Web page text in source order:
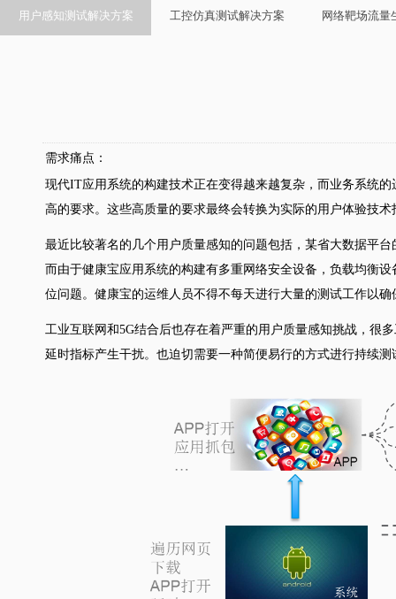
需求痛点：
现代IT应用系统的构建技术正在变得越来越复杂，而业务系统
高的要求。这些高质量的要求最终会转换为实际的用户体验技
最近比较著名的几个用户质量感知的问题包括，某省大数据平
而由于健康宝应用系统的构建有多重网络安全设备，负载均衡
位问题。健康宝的运维人员不得不每天进行大量的测试工作以
工业互联网和5G结合后也存在着严重的用户质量感知挑战，很
延时指标产生干扰。也迫切需要一种简便易行的方式进行持续
用户感知测试解决方案 工控仿真测试解决方案 网络靶场流量